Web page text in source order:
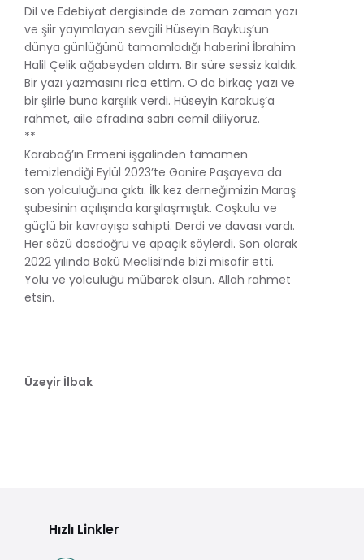
Dil ve Edebiyat dergisinde de zaman zaman yazı
ve şiir yayımlayan sevgili Hüseyin Baykuş’un
dünya günlüğünü tamamladığı haberini İbrahim
Halil Çelik ağabeyden aldım. Bir süre sessiz kaldık.
Bir yazı yazmasını rica ettim. O da birkaç yazı ve
bir şiirle buna karşılık verdi. Hüseyin Karakuş’a
rahmet, aile efradına sabrı cemil diliyoruz.
**
Karabağ’ın Ermeni işgalinden tamamen
temizlendiği Eylül 2023’te Ganire Paşayeva da
son yolculuğuna çıktı. İlk kez derneğimizin Maraş
şubesinin açılışında karşılaşmıştık. Coşkulu ve
güçlü bir kavrayışa sahipti. Derdi ve davası vardı.
Her sözü dosdoğru ve apaçık söylerdi. Son olarak
2022 yılında Bakü Meclisi’nde bizi misafir etti.
Yolu ve yolculuğu mübarek olsun. Allah rahmet
etsin.
Üzeyir İlbak
Hızlı Linkler